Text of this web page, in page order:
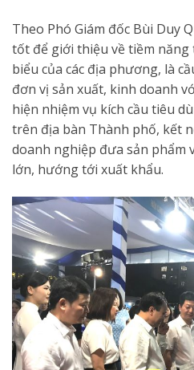
Theo Phó Giám đốc Bùi Duy
tốt để giới thiệu về tiềm năng
biểu của các địa phương, là
đơn vị sản xuất, kinh doanh
hiện nhiệm vụ kích cầu tiêu
trên địa bàn Thành phố, kết
doanh nghiệp đưa sản phẩm
lớn, hướng tới xuất khẩu.